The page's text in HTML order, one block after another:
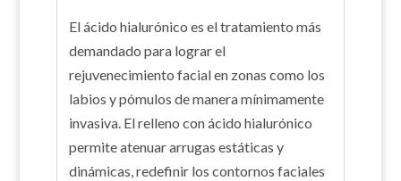
El ácido hialurónico es el tratamiento más
demandado para lograr el
rejuvenecimiento facial en zonas como los
labios y pómulos de manera mínimamente
invasiva. El relleno con ácido hialurónico
permite atenuar arrugas estáticas y
dinámicas, redefinir los contornos faciales